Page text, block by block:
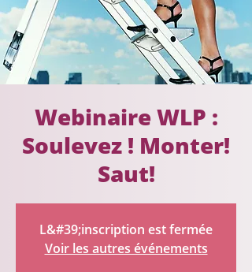
Webinaire WLP :
Soulevez ! Monter!
Saut!
L&#39;inscription est fermée
Voir les autres événements